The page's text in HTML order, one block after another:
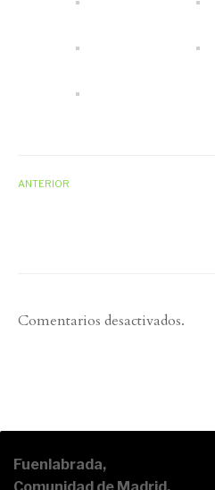
ANTERIOR
Comentarios desactivados.
Fuenlabrada,